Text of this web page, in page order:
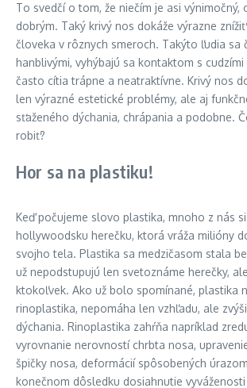
To svedčí o tom, že niečím je asi výnimočný,
dobrým. Taký krivý nos dokáže výrazne
človeka v rôznych smeroch. Takýto ľudia sa
hanblivými, vyhýbajú sa kontaktom s
často cítia trápne a neatraktívne. Krivý nos
len výrazné estetické problémy, ale aj
sťaženého dýchania, chrápania a podobne.
robiť?
Hor sa na plastiku!
Keď počujeme slovo plastika, mnoho z nás
hollywoodsku herečku, ktorá vráža milióny
svojho tela. Plastika sa medzičasom stala
už nepodstupujú len svetoznáme herečky,
ktokoľvek. Ako už bolo spomínané, plastika
rinoplastika, nepomáha len vzhľadu, ale
dýchania. Rinoplastika zahŕňa napríklad
vyrovnanie nerovností chrbta nosa,
špičky nosa, deformácií spôsobených
konečnom dôsledku dosiahnutie